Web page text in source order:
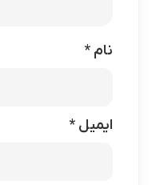
نام *
ایمیل *